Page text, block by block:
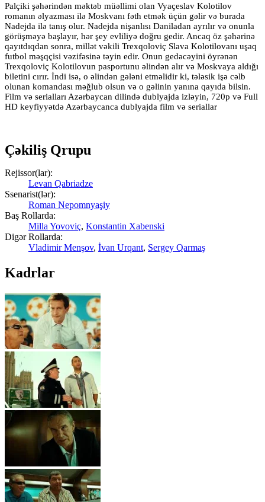
Palçiki şəhərindən məktəb müəllimi olan Vyaçeslav Kolotilov
romanın əlyazması ilə Moskvanı fəth etmək üçün gəlir və burada
Nadejda ilə tanış olur. Nadejda nişanlısı Daniladan ayrılır və onunla
görüşməyə başlayır, hər şey evliliyə doğru gedir. Ancaq öz şəhərinə
qayıtdıqdan sonra, millət vəkili Trexqoloviç Slava Kolotilovanı uşaq
futbol məşqçisi vəzifəsinə təyin edir. Onun gedəcəyini öyrənən
Trexqoloviç Kolotilovun pasportunu əlindən alır və Moskvaya aldığı
biletini cırır. İndi isə, o əlindən gələni etməlidir ki, tələsik işə cəlb
olunan komandası məğlub olsun və o gəlinin yanına qayıda bilsin.
Film və serialları Azərbaycan dilində dublyajda izləyin, 720p və Full
HD keyfiyyətdə Azərbaycanca dublyajda film və seriallar
Çəkiliş Qrupu
Rejissor(lar):
Levan Qabriadze
Ssenarist(lər):
Roman Nepomnyaşiy
Baş Rollarda:
Milla Yovoviç, Konstantin Xabenski
Digər Rollarda:
Vladimir Menşov, İvan Urqant, Sergey Qarmaş
Kadrlar